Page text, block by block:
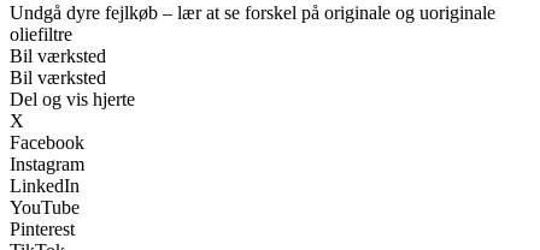
Undgå dyre fejlkøb – lær at se forskel på originale og uoriginale
oliefiltre
Bil værksted
Bil værksted
Del og vis hjerte
X
Facebook
Instagram
LinkedIn
YouTube
Pinterest